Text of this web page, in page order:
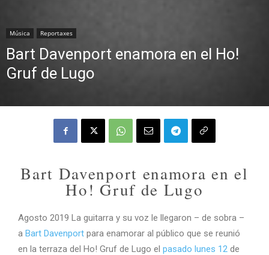
Música Reportaxes
Bart Davenport enamora en el Ho!
Gruf de Lugo
Bart Davenport enamora en el
Ho! Gruf de Lugo
Agosto 2019 La guitarra y su voz le llegaron – de sobra –
a Bart Davenport para enamorar al público que se reunió
en la terraza del Ho! Gruf de Lugo el pasado lunes 12 de